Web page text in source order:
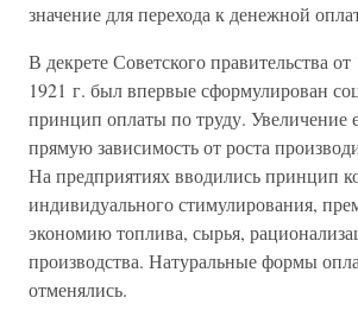
значение для перехода к денежной
В декрете Советского правительства от
1921 г. был впервые сформулирован
принцип оплаты по труду. Увеличение
прямую зависимость от роста
На предприятиях вводились принцип
индивидуального стимулирования,
экономию топлива, сырья,
производства. Натуральные формы
отменялись.